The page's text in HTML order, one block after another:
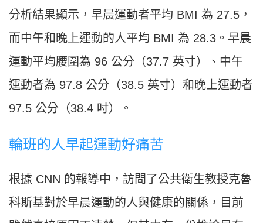
分析結果顯示，早晨運動者平均 BMI 為 27.5，
而中午和晚上運動的人平均 BMI 為 28.3。早晨
運動平均腰圍為 96 公分（37.7 英寸）、中午
運動者為 97.8 公分（38.5 英寸）和晚上運動者
97.5 公分（38.4 吋）。
輪班的人早起運動好痛苦
根據 CNN 的報導中，訪問了公共衛生教授克魯
科斯基對於早晨運動的人與健康的關係，目前